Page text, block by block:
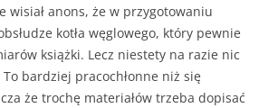
wisiał anons, że w przygotowaniu
kotła węglowego, który pewnie
książki. Lecz niestety na razie nic
To bardziej pracochłonne niż się
że trochę materiałów trzeba dopisać